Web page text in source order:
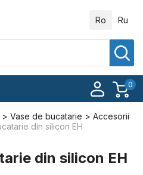
Ro Ru
0
Vase de bucatarie
Accesorii
din silicon EH
din silicon EH